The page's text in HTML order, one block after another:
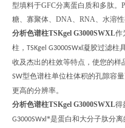
型填料于GFC分离蛋白质和多肽
糖、寡聚体、DNA、RNA、水溶性
分析色谱柱TSKgel G3000SWXL作
柱， TSKgel G3000SWxl 凝胶过滤柱
收及杰出的柱效等特点，使您的样
SW型色谱柱单位柱体积的孔隙容
更高的分辨率。
分析色谱柱TSKgel G3000SWXL得
G3000SWxl *是蛋白和大分子肽分